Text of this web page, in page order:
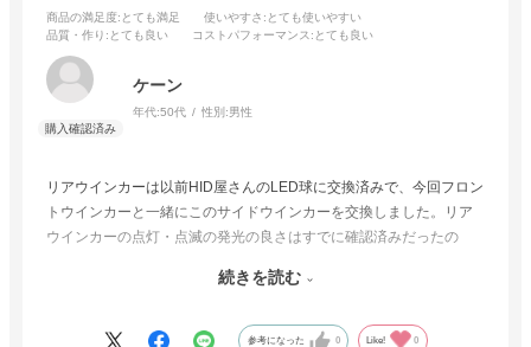
商品の満足度:とても満足 使いやすさ :とても使いやすい
品質・作り :とても良い コストパフォーマンス:とても良い
ケーン
年代:50代 性別:男性
リアウインカーは以前HID屋さんのLED球に交換済みで、今回フロン
トウインカーと一緒にこのサイドウインカーを交換しました。リア
ウインカーの点灯・点滅の発光の良さはすでに確認済みだったの
ーがハロゲン球とは異なるキレのある発色と点灯パターンに統一さ
続きを読む
参考になった 0 Like! 0